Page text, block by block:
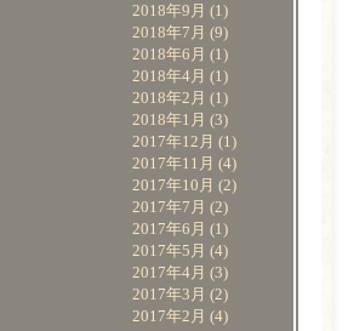
2018年9月 (1)
2018年7月 (9)
2018年6月 (1)
2018年4月 (1)
2018年2月 (1)
2018年1月 (3)
2017年12月 (1)
2017年11月 (4)
2017年10月 (2)
2017年7月 (2)
2017年6月 (1)
2017年5月 (4)
2017年4月 (3)
2017年3月 (2)
2017年2月 (4)